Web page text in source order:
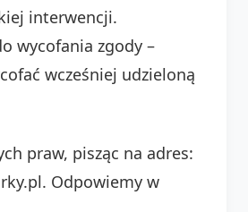
interwencji.
wycofania zgody –
wcześniej udzieloną
praw, pisząc na adres:
Odpowiemy w